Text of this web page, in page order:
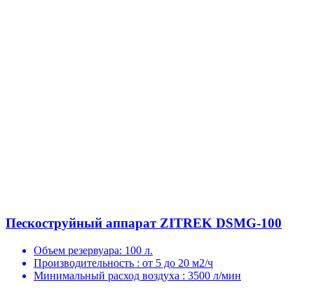
Пескоструйный аппарат ZITREK DSMG-100
Объем резервуара: 100 л.
Производительность : от 5 до 20 м2/ч
Минимальный расход воздуха : 3500 л/мин